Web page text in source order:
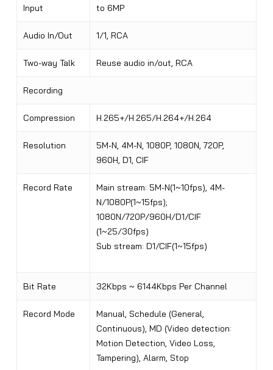
Input
to 6MP
Audio In/Out 1/1, RCA
Two-way Talk Reuse audio in/out, RCA
Recording
Compression H.265+/H.265/H.264+/H.264
Resolution
5M-N, 4M-N, 1080P, 1080N, 720P,
960H, D1, CIF
Record Rate
Main stream: 5M-N(1~10fps), 4M-
N/1080P(1~15fps);
1080N/720P/960H/D1/CIF
(1~25/30fps)
Sub stream: D1/CIF(1~15fps)
Bit Rate 32Kbps ~ 6144Kbps Per Channel
Record Mode
Manual, Schedule (General,
Continuous), MD (Video detection:
Motion Detection, Video Loss,
Tampering), Alarm, Stop